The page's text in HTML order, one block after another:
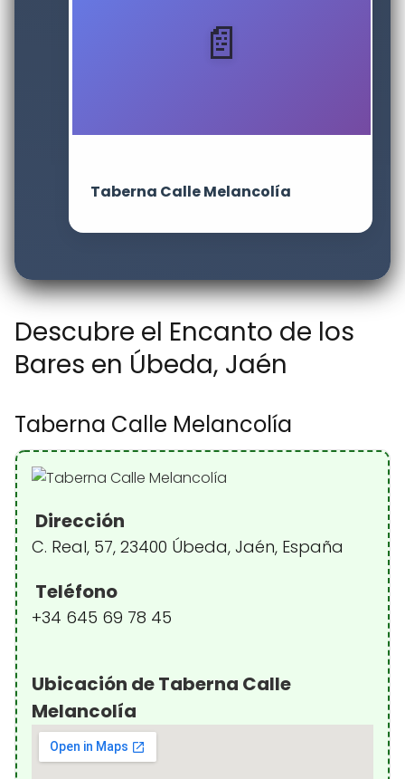
Taberna Calle Melancolía
Descubre el Encanto de los
Bares en Úbeda, Jaén
Taberna Calle Melancolía
Dirección
C. Real, 57, 23400 Úbeda, Jaén, España
Teléfono
+34 645 69 78 45
Ubicación de Taberna Calle
Melancolía